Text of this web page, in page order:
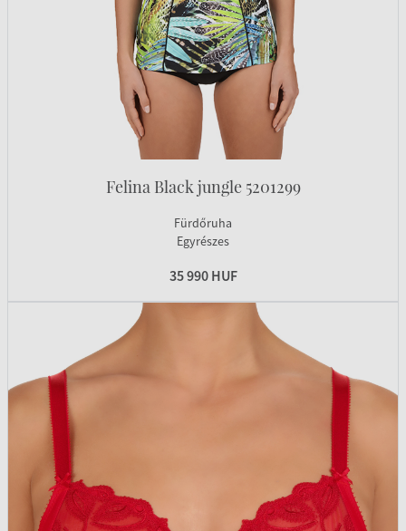
Felina Black jungle 5201299
Fürdőruha
Egyrészes
35 990 HUF